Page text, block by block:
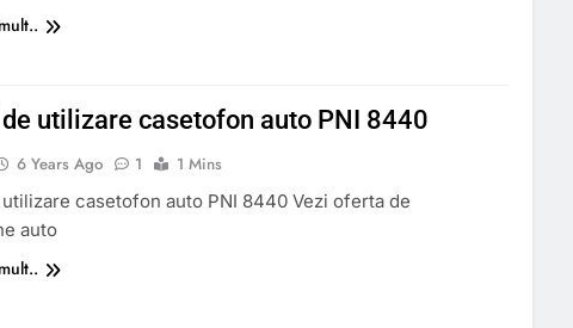
utilizare casetofon auto PNI 8440
6 Years Ago 1
1 Mins
casetofon auto PNI 8440 Vezi oferta de
auto